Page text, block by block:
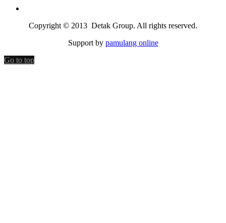
Copyright © 2013 Detak Group. All rights reserved.
Support by pamulang online
Go to top